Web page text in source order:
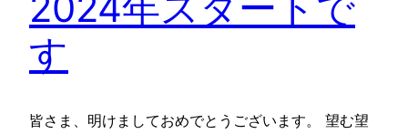
す
皆さま、明けましておめでとうございます。 望む望